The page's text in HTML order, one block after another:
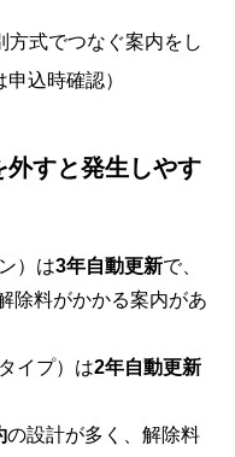
式でつなぐ案内をし
込時確認）
すと発生しやす
）は3年自動更新で、
除料がかかる案内があ
イプ）は2年自動更新
の設計が多く、解除料